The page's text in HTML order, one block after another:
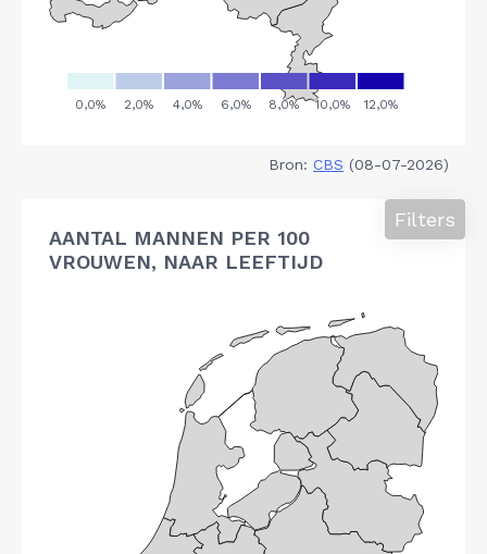
Bron: CBS (08-07-2026)
AANTAL MANNEN PER 100
VROUWEN, NAAR LEEFTIJD
Filters